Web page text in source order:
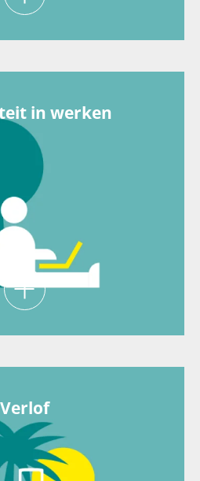
in werken
met ons!
Verlof